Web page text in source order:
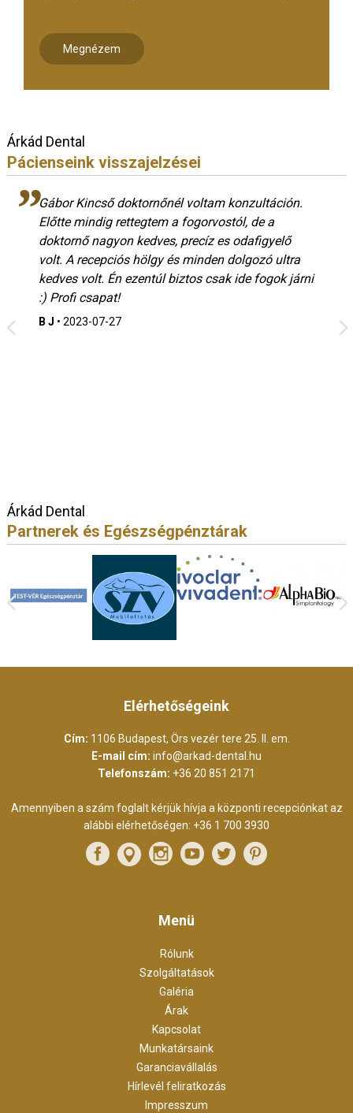
Megnézem
Árkád Dental
Pácienseink visszajelzései
Gábor Kincső doktornőnél voltam konzultáción.
Előtte mindig rettegtem a fogorvostól, de a
doktornő nagyon kedves, precíz es odafigyelő
volt. A recepciós hölgy és minden dolgozó ultra
kedves volt. Én ezentúl biztos csak ide fogok járni
:) Profi csapat!
B J • 2023-07-27
Árkád Dental
Partnerek és Egészségpénztárak
Elérhetőségeink
Cím: 1106 Budapest, Örs vezér tere 25. II. em.
E-mail cím: info@arkad-dental.hu
Telefonszám: +36 20 851 2171
Amennyiben a szám foglalt kérjük hívja a központi recepciónkat az
alábbi elérhetőségen: +36 1 700 3930
Menü
Rólunk
Szolgáltatások
Galéria
Árak
Kapcsolat
Munkatársaink
Garanciavállalás
Hírlevél feliratkozás
Impresszum